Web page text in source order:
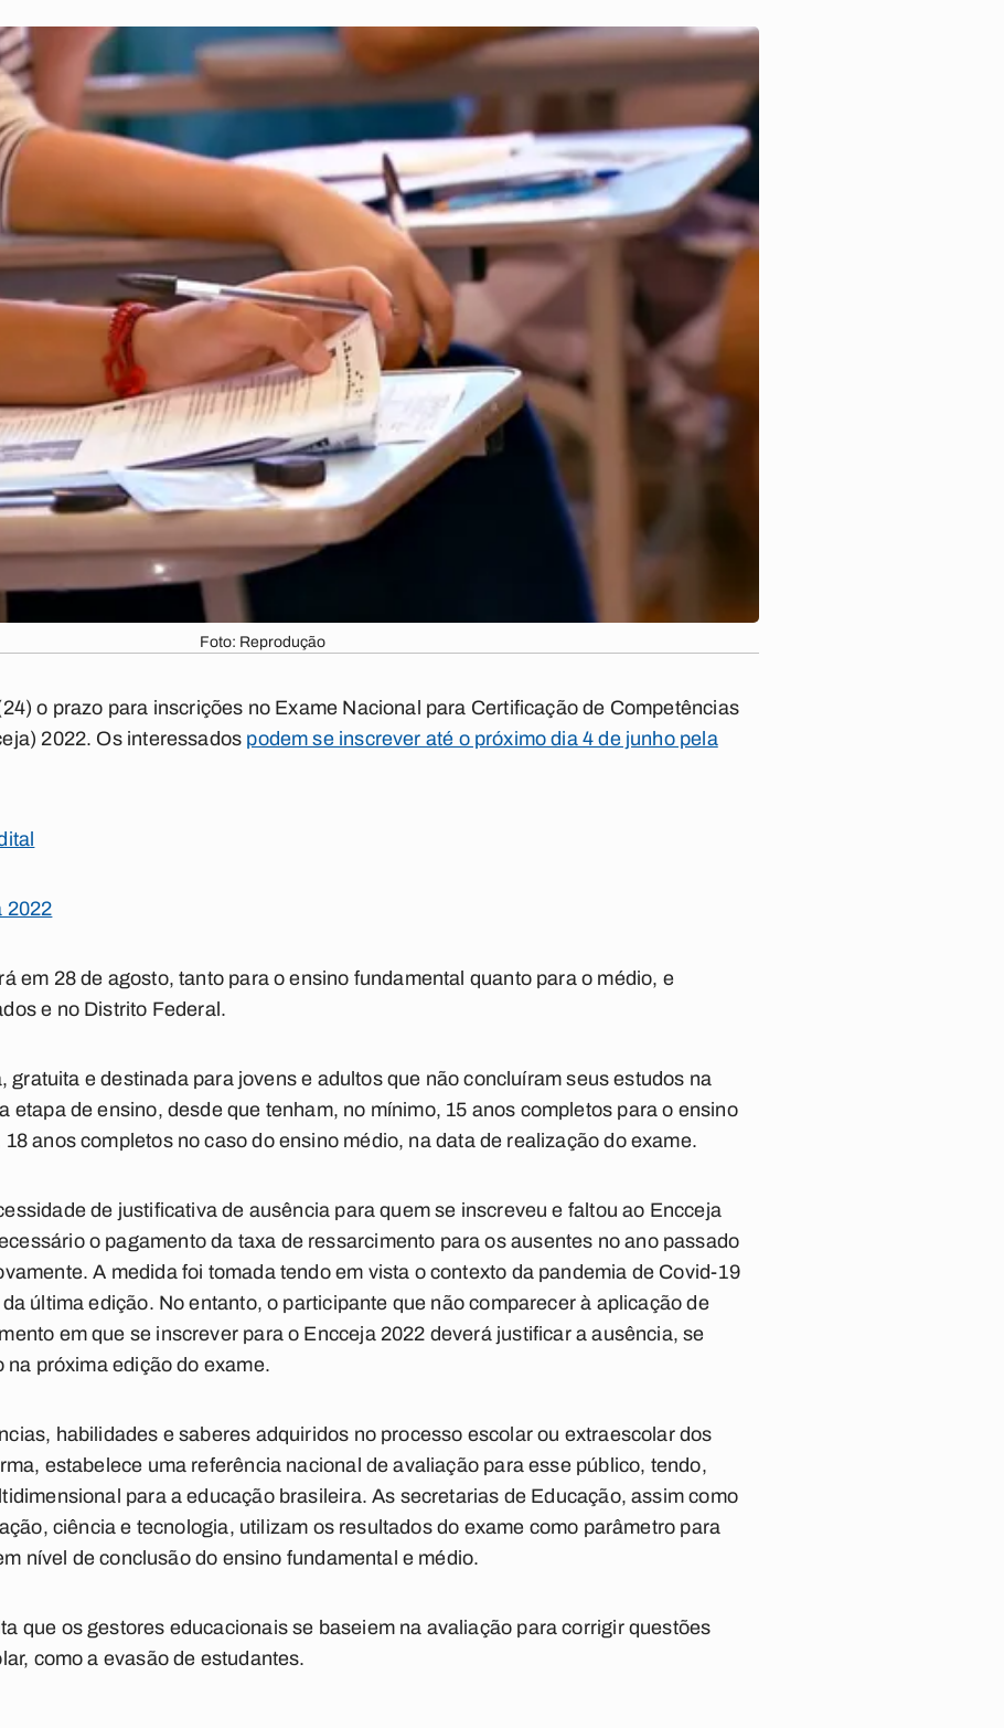
Foto: Reprodução
o prazo para inscrições no Exame Nacional para Certificação de Competências
2022. Os interessados podem se inscrever até o próximo dia 4 de junho pela
2022
em 28 de agosto, tanto para o ensino fundamental quanto para o médio, e
e no Distrito Federal.
gratuita edestinada para jovens e adultos que não concluíram seus estudos na
etapa de ensino, desde que tenham, no mínimo, 15 anos completos para o ensino
anos completos no caso do ensino médio, na data de realização do exame.
de justificativa de ausência para quem se inscreveu e faltou ao Encceja
o pagamento da taxa de ressarcimento para os ausentes no ano passado
A medida foi tomada tendo em vista o contexto da pandemia de Covid-19
última edição. No entanto, o participante que não comparecer à aplicação de
em que se inscrever para o Encceja 2022 deverá justificar a ausência, se
próxima edição do exame.
habilidades e saberes adquiridos no processo escolar ou extraescolar dos
estabelece uma referência nacional de avaliação para esse público, tendo,
para a educação brasileira. As secretarias de Educação, assim como
ciência e tecnologia, utilizam os resultados do exame como parâmetro para
nível de conclusão do ensino fundamental e médio.
que os gestores educacionais se baseiem na avaliação para corrigir questões
como a evasão de estudantes.